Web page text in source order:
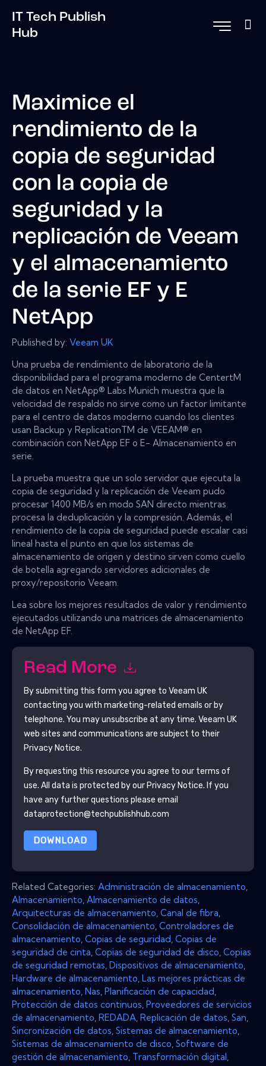
IT Tech Publish
Hub
Maximice el
rendimiento de la
copia de seguridad
con la copia de
seguridad y la
replicación de Veeam
y el almacenamiento
de la serie EF y E
NetApp
Published by: Veeam UK
Una prueba de rendimiento de laboratorio de la
disponibilidad para el programa moderno de CentertM
de datos en NetApp® Labs Munich muestra que la
velocidad de respaldo no sirve como un factor limitante
para el centro de datos moderno cuando los clientes
usan Backup y ReplicationTM de VEEAM® en
combinación con NetApp EF o E- Almacenamiento en
serie.
La prueba muestra que un solo servidor que ejecuta la
copia de seguridad y la replicación de Veeam pudo
procesar 1400 MB/s en modo SAN directo mientras
procesa la deduplicación y la compresión. Además, el
rendimiento de la copia de seguridad puede escalar casi
lineal hasta el punto en que los sistemas de
almacenamiento de origen y destino sirven como cuello
de botella agregando servidores adicionales de
proxy/repositorio Veeam.
Lea sobre los mejores resultados de valor y rendimiento
ejecutados utilizando una matrices de almacenamiento
de NetApp EF.
Read More
By submitting this form you agree to Veeam UK
contacting you with marketing-related emails or by
telephone. You may unsubscribe at any time. Veeam UK
web sites and communications are subject to their
Privacy Notice.
By requesting this resource you agree to our terms of
use. All data is protected by our Privacy Notice. If you
have any further questions please email
dataprotection@techpublishhub.com
DOWNLOAD
Related Categories: Administración de almacenamiento
Almacenamiento Almacenamiento de datos
Arquitecturas de almacenamiento Canal de fibra
Consolidación de almacenamiento Controladores de
almacenamiento Copias de seguridad Copias de
seguridad de cinta Copias de seguridad de disco Copias
de seguridad remotas Dispositivos de almacenamiento
Hardware de almacenamiento Las mejores prácticas de
almacenamiento Nas Planificación de capacidad
Protección de datos continuos Proveedores de servicios
de almacenamiento REDADA Replicación de datos San
Sincronización de datos Sistemas de almacenamiento
Sistemas de almacenamiento de disco Software de
gestión de almacenamiento Transformación digital